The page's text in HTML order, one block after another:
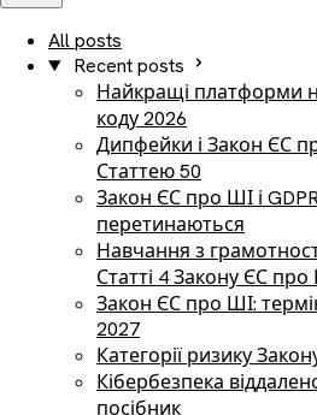
All posts
Recent posts
Найкращі платформи
коду 2026
Дипфейки і Закон ЄС
Статтею 50
Закон ЄС про ШІ і
перетинаються
Навчання з
Статті 4 Закону ЄС
Закон ЄС про ШІ:
2027
Категорії ризику
Кібербезпека
посібник